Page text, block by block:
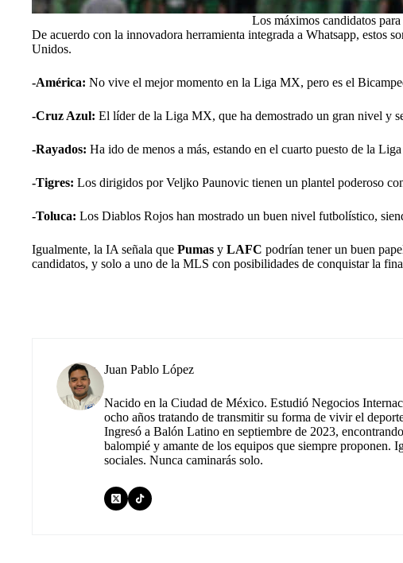
Los máximos candidatos
De acuerdo con la innovadora herramienta integrada a Whatsapp, estos
Unidos.
-América: No vive el mejor momento en la Liga MX, pero es el
-Cruz Azul: El líder de la Liga MX, que ha demostrado un gran nivel y
-Rayados: Ha ido de menos a más, estando en el cuarto puesto de la
-Tigres: Los dirigidos por Veljko Paunovic tienen un plantel poderoso
-Toluca: Los Diablos Rojos han mostrado un buen nivel futbolístico,
Igualmente, la IA señala que Pumas y LAFC podrían tener un buen
candidatos, y solo a uno de la MLS con posibilidades de conquistar la
Juan Pablo López
Nacido en la Ciudad de México. Estudió Negocios
ocho años tratando de transmitir su forma de vivir el
Ingresó a Balón Latino en septiembre de 2023,
balompié y amante de los equipos que siempre proponen.
sociales. Nunca caminarás solo.